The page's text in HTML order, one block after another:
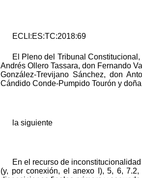
ECLI:ES:TC:2018:69
El Pleno del Tribunal
Andrés Ollero Tassara, don Fernando
González-Trevijano Sánchez, don
Cándido Conde-Pumpido Tourón y
la siguiente
En el recurso de
(y, por conexión, el anexo I), 5, 6,